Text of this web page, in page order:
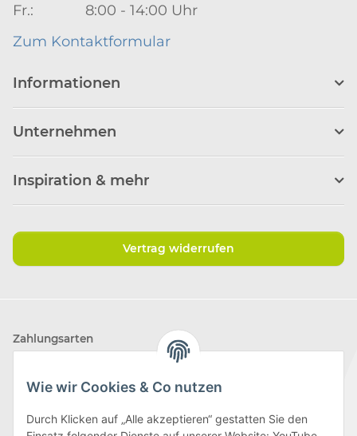
Wie wir Cookies & Co nutzen
Durch Klicken auf „Alle akzeptieren“ gestatten Sie den
Fr.: 8:00 - 14:00 Uhr
Zum Kontaktformular
Informationen
Unternehmen
Inspiration & mehr
Vertrag widerrufen
Zahlungsarten